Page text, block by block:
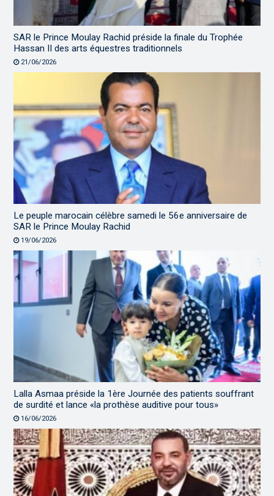
SAR le Prince Moulay Rachid préside la finale du Trophée
Hassan II des arts équestres traditionnels
21/06/2026
Le peuple marocain célèbre samedi le 56e anniversaire de
SAR le Prince Moulay Rachid
19/06/2026
Lalla Asmaa préside la 1ère Journée des patients souffrant
de surdité et lance «la prothèse auditive pour tous»
16/06/2026